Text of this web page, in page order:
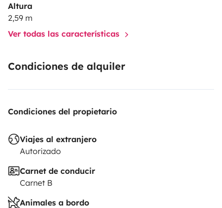
Altura
2,59 m
Ver todas las características
Condiciones de alquiler
Condiciones del propietario
Viajes al extranjero
Autorizado
Carnet de conducir
Carnet B
Animales a bordo